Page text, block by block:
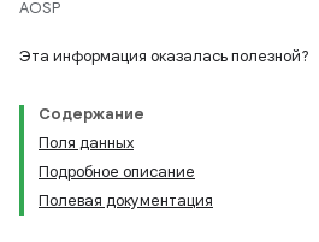
AOSP
Эта информация оказалась полезной?
Содержание
Поля данных
Подробное описание
Полевая документация